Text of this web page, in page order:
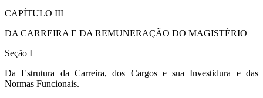
CAPÍTULO III
DA CARREIRA E DA REMUNERAÇÃO DO MAGISTÉRIO
Seção I
Da Estrutura da Carreira, dos Cargos e sua Investidura e das
Normas Funcionais.